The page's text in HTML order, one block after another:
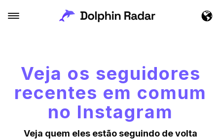
Veja os seguidores
recentes em comum
no Instagram
Veja quem eles estão seguindo de volta